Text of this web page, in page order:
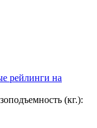
рейлинги на
(кг.):